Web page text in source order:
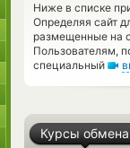
Ниже в списке
Определяя сайт
размещенные на
Пользователям,
специальный
Курсы обмена